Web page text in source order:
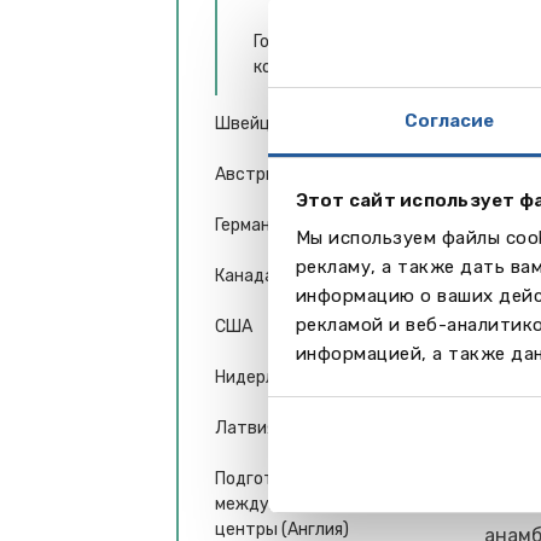
Согласие
Этот сайт использует
Мы используем файлы
рекламу, а также дать
информацию о ваших
рекламой и веб-
информацией, а также
Государственные
колледжи
Швейцария
Австрия
Германия
Канада
США
Нидерланды
Латвия
Подготовительные
международные учебные
центры (Англия)
в
В
Есть